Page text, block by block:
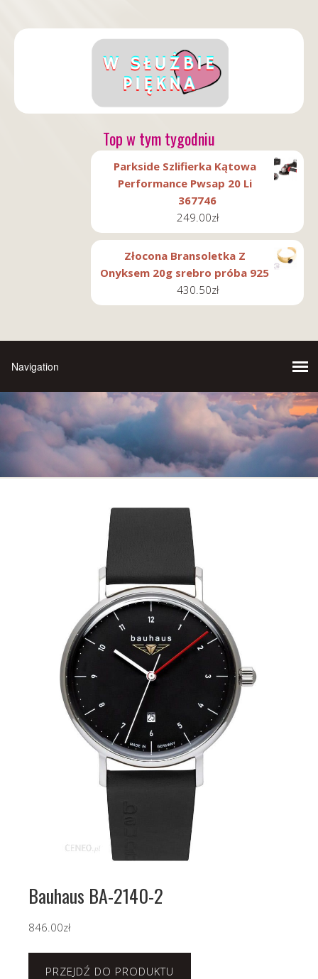
Top w tym tygodniu
Parkside Szlifierka Kątowa
Performance Pwsap 20 Li
367746
249.00zł
Złocona Bransoletka Z
Onyksem 20g srebro próba 925
430.50zł
Bauhaus BA-2140-2
846.00zł
PRZEJDŹ DO PRODUKTU